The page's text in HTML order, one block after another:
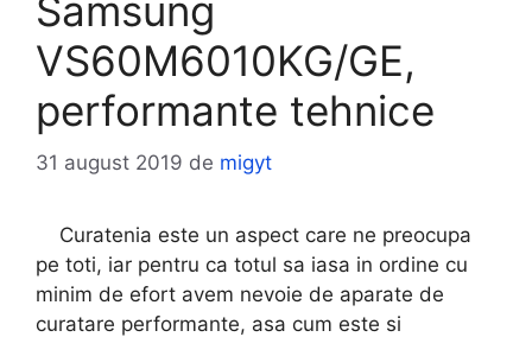
Samsung
VS60M6010KG/GE,
performante tehnice
31 august 2019 de migyt
Curatenia este un aspect care ne preocupa
pe toti, iar pentru ca totul sa iasa in ordine cu
minim de efort avem nevoie de aparate de
curatare performante, asa cum este si